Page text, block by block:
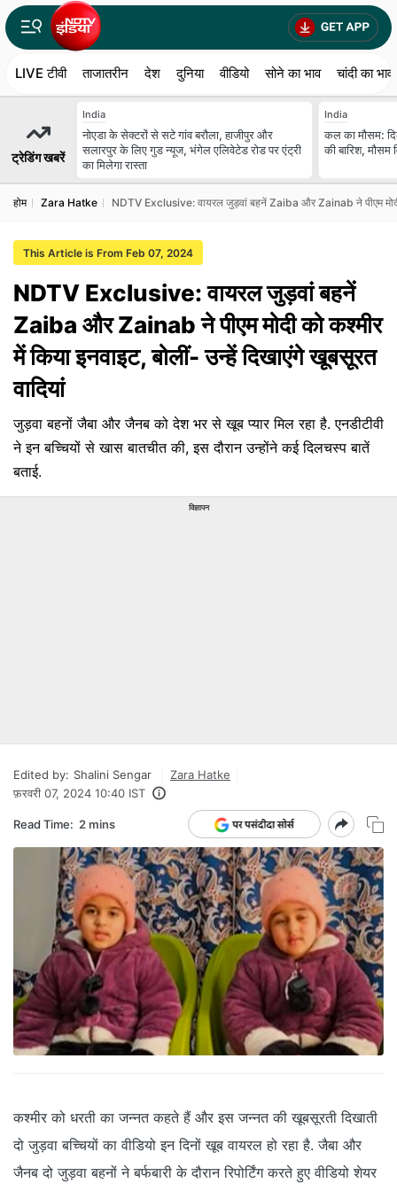
LIVE टीवी ताजातरीन देश दुनिया वीडियो सोने का भाव चांदी का भाव
ट्रेडिंग खबरें
India
नोएडा के सेक्टरों से सटे गांव बरौला, हाजीपुर और
सलारपुर के लिए गुड न्यूज, भंगेल एलिवेटेड रोड पर एंट्री
का मिलेगा रास्ता
India
कल का मौसम:
की बारिश, मौसम
होम Zara Hatke NDTV Exclusive: वायरल जुड़वां बहनें Zaiba और Zainab ने पीएम मोदी
This Article is From Feb 07, 2024
NDTV Exclusive: वायरल जुड़वां बहनें
Zaiba और Zainab ने पीएम मोदी को कश्मीर
में किया इनवाइट, बोलीं- उन्हें दिखाएंगे खूबसूरत
वादियां
जुड़वा बहनों जैबा और जैनब को देश भर से खूब प्यार मिल रहा है. एनडीटीवी
ने इन बच्चियों से खास बातचीत की, इस दौरान उन्होंने कई दिलचस्प बातें
बताई.
विज्ञापन
Edited by: Shalini Sengar
Zara Hatke
फ़रवरी 07, 2024 10:40 IST
Read Time: 2 mins
कश्मीर को धरती का जन्नत कहते हैं और इस जन्नत की खूबसूरती दिखाती
दो जुड़वा बच्चियों का वीडियो इन दिनों खूब वायरल हो रहा है. जैबा और
जैनब दो जुड़वा बहनों ने बर्फबारी के दौरान रिपोर्टिंग करते हुए वीडियो शेयर